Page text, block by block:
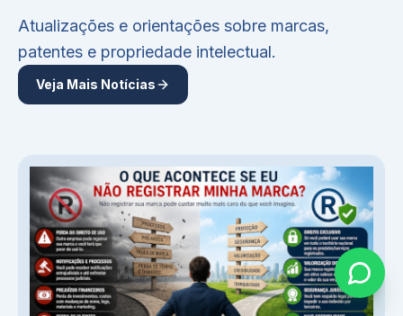
Atualizações e orientações sobre marcas,
patentes e propriedade intelectual.
Veja Mais Notícias